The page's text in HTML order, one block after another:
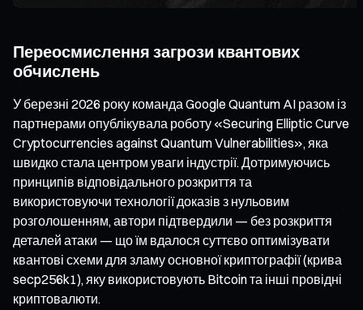
Переосмислення загрози квантових
обчислень
У березні 2026 року команда Google Quantum AI разом із
партнерами опублікувала роботу «Securing Elliptic Curve
Cryptocurrencies against Quantum Vulnerabilities», яка
швидко стала центром уваги індустрії. Дотримуючись
принципів відповідального розкриття та
використовуючи технології доказів з нульовим
розголошенням, автори підтвердили — без розкриття
деталей атаки — що їм вдалося суттєво оптимізувати
квантові схеми для зламу основної криптографії (крива
secp256k1), яку використовують Bitcoin та інші провідні
криптовалюти.